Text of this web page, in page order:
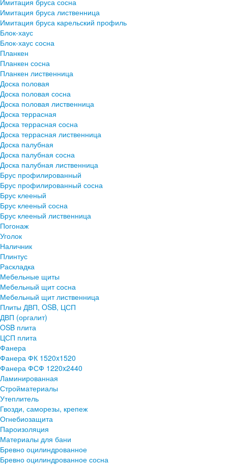
Имитация бруса лиственница
Имитация бруса карельский профиль
Блок-хаус
Блок-хаус сосна
Планкен
Планкен сосна
Планкен лиственница
Доска половая
Доска половая сосна
Доска половая лиственница
Доска террасная
Доска террасная сосна
Доска террасная лиственница
Доска палубная
Доска палубная сосна
Доска палубная лиственница
Брус профилированный
Брус профилированный сосна
Брус клееный
Брус клееный сосна
Брус клееный лиственница
Погонаж
Уголок
Наличник
Плинтус
Раскладка
Мебельные щиты
Мебельный щит сосна
Мебельный щит лиственница
Плиты ДВП, OSB, ЦСП
ДВП (оргалит)
OSB плита
ЦСП плита
Фанера
Фанера ФК 1520x1520
Фанера ФСФ 1220x2440
Ламинированная
Стройматериалы
Утеплитель
Гвозди, саморезы, крепеж
Огнебиозащита
Пароизоляция
Материалы для бани
Бревно оцилиндрованное
Бревно оцилиндрованное сосна